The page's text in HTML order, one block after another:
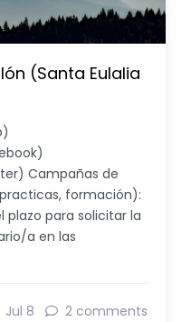
(Santa Eulalia
Campañas de
formación):
plazo para solicitar la
a en las
Jul 8 2 comments